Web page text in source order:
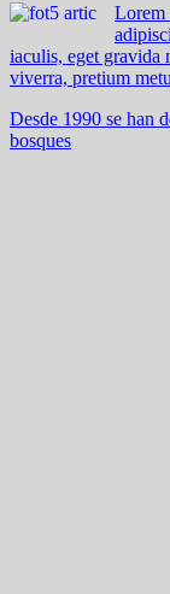
Lorem
iaculis, eget gravida
viverra, pretium
Desde 1990 se han
bosques